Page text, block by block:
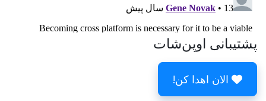
پشتیبانی اوپن‌شات
الان اهدا کن!